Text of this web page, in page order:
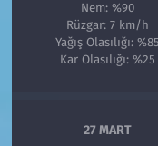
Nem: %90
Rüzgar: 7 km/h
Yağış Olasılığı: %85
Kar Olasılığı: %25
27 MART